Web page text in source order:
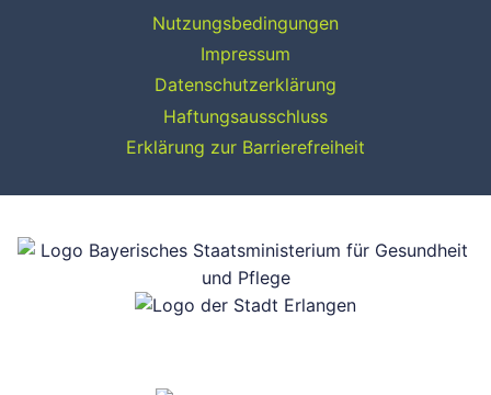
Nutzungsbedingungen
Impressum
Datenschutzerklärung
Haftungsausschluss
Erklärung zur Barrierefreiheit